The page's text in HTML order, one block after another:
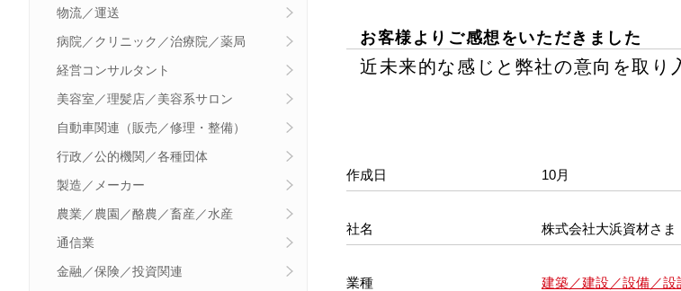
物流／運送
病院／クリニック／治療院／薬局
経営コンサルタント
美容室／理髪店／美容系サロン
自動車関連（販売／修理・整備）
行政／公的機関／各種団体
製造／メーカー
農業／農園／酪農／畜産／水産
通信業
金融／保険／投資関連
お客様よりご感想をいただきました
近未来的な感じと弊社の意向を取り
作成日 10月
社名 株式会社大浜資材さま
業種 建築／建設／設備／設